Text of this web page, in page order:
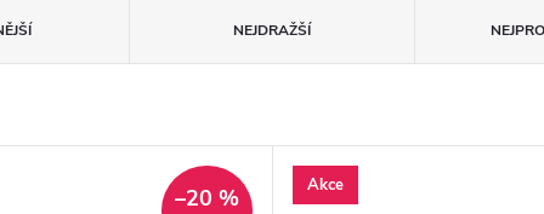
NEJDRAŽŠÍ
–20 % Akce